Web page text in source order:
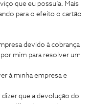
que eu possuía. Mais
para o efeito o cartão
devido à cobrança
mim para resolver um
à minha empresa e
dizer que a devolução do